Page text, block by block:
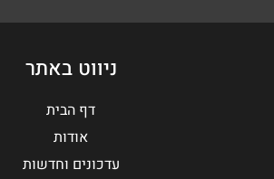
ניווט באתר
דף הבית
אודות
עדכונים וחדשות